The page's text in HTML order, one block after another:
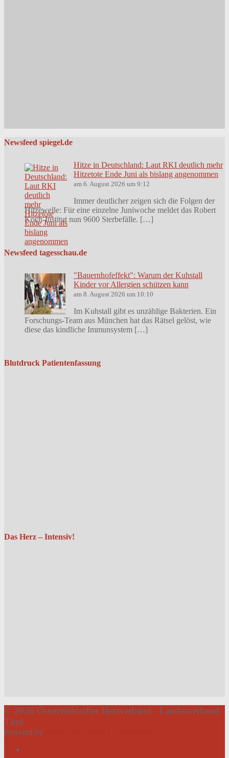
Newsfeed spiegel.de
Hitze in Deutschland: Laut RKI deutlich mehr
Hitzetote Ende Juni als bislang angenommen
am 6. August 2026 um 9:12
Immer deutlicher zeigen sich die Folgen der
Hitzewelle: Für eine einzelne Juniwoche meldet das Robert
Koch-Institut nun 9600 Sterbefälle. […]
Newsfeed tagesschau.de
"Bauernhofeffekt": Warum der Kuhstall
Kinder vor Allergien schützen kann
am 8. August 2026 um 10:10
Im Kuhstall gibt es unzählige Bakterien. Ein
Forschungs-Team aus München hat das Rätsel gelöst, wie
diese das kindliche Immunsystem […]
Blutdruck Patientenfassung
Das Herz – Intensiv!
© 2026 Österreichischer Herzverband - Landesverband
Tirol
Powered by |